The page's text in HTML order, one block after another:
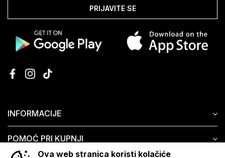
INFORMACIJE
POMOĆ PRI KUPNJI
PRIJAVITE SE
Ova web stranica koristi kolačiće